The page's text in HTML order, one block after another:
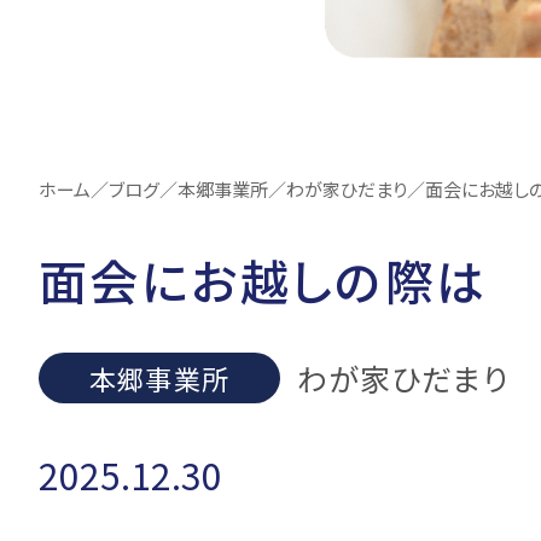
ホーム／ブログ／本郷事業所／わが家ひだまり／面会にお越し
面会にお越しの際は
本郷事業所 わが家ひだまり
2025.12.30